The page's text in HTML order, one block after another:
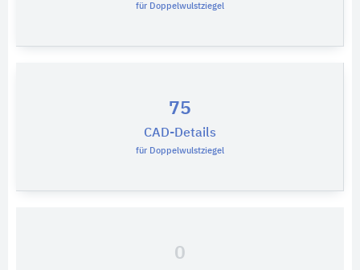
für Doppelwulstziegel
75
CAD-Details
für Doppelwulstziegel
0